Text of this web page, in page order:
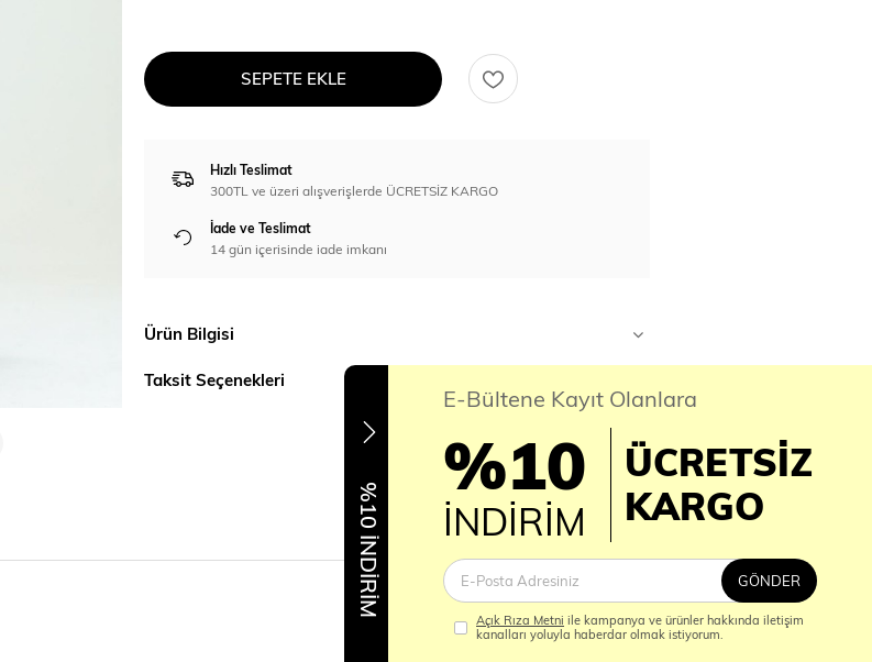
SEPETE EKLE
Hızlı Teslimat
300TL ve üzeri alışverişlerde ÜCRETSİZ KARGO
İade ve Teslimat
14 gün içerisinde iade imkanı
Ürün Bilgisi
Taksit Seçenekleri
%10 İNDİRİM
E-Bültene Kayıt Olanlara
%10
İNDİRİM
ÜCRETSİZ
KARGO
GÖNDER
Açık Rıza Metni ile kampanya ve ürünler hakkında iletişim
kanalları yoluyla haberdar olmak istiyorum.